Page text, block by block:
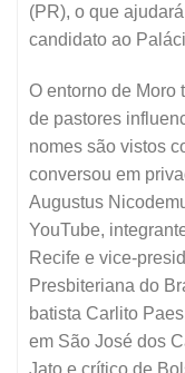
(PR), o que
candidato ao
O entorno de Moro
de pastores
nomes são vistos
conversou em
Augustus
YouTube,
Recife e vice-
Presbiteriana do
batista Carlito
em São José dos
Jato e crítico de